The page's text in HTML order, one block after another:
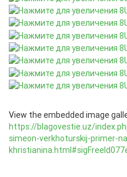
View the embedded image
https://blagovestie.uz/
simeon-verkhoturskij-primer-